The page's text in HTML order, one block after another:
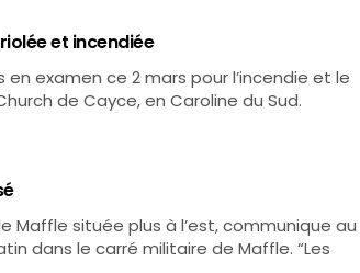
et incendiée
examen ce 2 mars pour l’incendie et le
de Cayce, en Caroline du Sud.
Maffle située plus à l’est, communique au
dans le carré militaire de Maffle. “Les